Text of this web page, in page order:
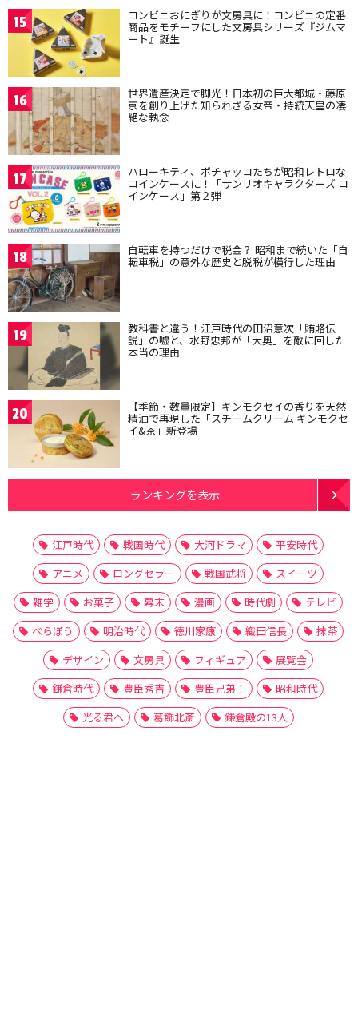
15 コンビニおにぎりが文房具に！コンビニの定番
商品をモチーフにした文房具シリーズ『ジムマ
ート』誕生
16 世界遺産決定で脚光！日本初の巨大都城・藤原
京を創り上げた知られざる女帝・持統天皇の凄
絶な執念
17 ハローキティ、ポチャッコたちが昭和レトロな
コインケースに！「サンリオキャラクターズ コ
インケース」第２弾
18 自転車を持つだけで税金？ 昭和まで続いた「自
転車税」の意外な歴史と脱税が横行した理由
19 教科書と違う！江戸時代の田沼意次「賄賂伝
説」の嘘と、水野忠邦が「大奥」を敵に回した
本当の理由
20 【季節・数量限定】キンモクセイの香りを天然
精油で再現した「スチームクリーム キンモクセ
イ&茶」新登場
ランキングを表示
江戸時代 戦国時代 大河ドラマ
平安時代
アニメ
ロングセラー 戦国武将
スイーツ
雑学
お菓子 幕末 漫画 時代劇
テレビ
べらぼう
明治時代 徳川家康 織田信長
抹茶
デザイン
文房具 フィギュア
展覧会
鎌倉時代
豊臣秀吉 豊臣兄弟！
昭和時代
光る君へ
葛飾北斎 鎌倉殿の13人